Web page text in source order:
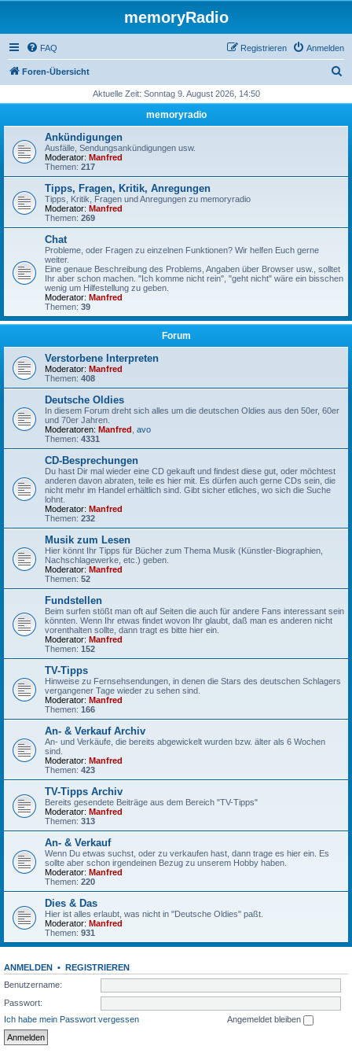
memoryRadio
FAQ Anmelden
Registrieren
Foren-Übersicht
h
Aktuelle Zeit: Sonntag 9. August 2026, 14:50
memoryradio
Ankündigungen
Ausfälle, Sendungsankündigungen usw.
Moderator: Manfred
Themen: 217
Tipps, Fragen, Kritik, Anregungen
Tipps, Kritik, Fragen und Anregungen zu memoryradio
Moderator: Manfred
Themen: 269
Chat
Probleme, oder Fragen zu einzelnen Funktionen? Wir helfen Euch gerne
weiter.
Eine genaue Beschreibung des Problems, Angaben über Browser usw., solltet
Ihr aber schon machen. "Ich komme nicht rein", "geht nicht" wäre ein bisschen
wenig um Hilfestellung zu geben.
Moderator: Manfred
Themen: 39
Forum
Verstorbene Interpreten
Moderator: Manfred
Themen: 408
Deutsche Oldies
In diesem Forum dreht sich alles um die deutschen Oldies aus den 50er, 60er
und 70er Jahren.
Moderatoren: Manfred avo
Themen: 4331
CD-Besprechungen
Du hast Dir mal wieder eine CD gekauft und findest diese gut, oder möchtest
anderen davon abraten, teile es hier mit. Es dürfen auch gerne CDs sein, die
nicht mehr im Handel erhältlich sind. Gibt sicher etliches, wo sich die Suche
lohnt.
Moderator: Manfred
Themen: 232
Musik zum Lesen
Hier könnt Ihr Tipps für Bücher zum Thema Musik (Künstler-Biographien,
Nachschlagewerke, etc.) geben.
Moderator: Manfred
Themen: 52
Fundstellen
Beim surfen stößt man oft auf Seiten die auch für andere Fans interessant sein
könnten. Wenn Ihr etwas findet wovon Ihr glaubt, daß man es anderen nicht
vorenthalten sollte, dann tragt es bitte hier ein.
Moderator: Manfred
Themen: 152
TV-Tipps
Hinweise zu Fernsehsendungen, in denen die Stars des deutschen Schlagers
vergangener Tage wieder zu sehen sind.
Moderator: Manfred
Themen: 166
An- & Verkauf Archiv
An- und Verkäufe, die bereits abgewickelt wurden bzw. älter als 6 Wochen
sind.
Moderator: Manfred
Themen: 423
TV-Tipps Archiv
Bereits gesendete Beiträge aus dem Bereich "TV-Tipps"
Moderator: Manfred
Themen: 313
An- & Verkauf
Wenn Du etwas suchst, oder zu verkaufen hast, dann trage es hier ein. Es
sollte aber schon irgendeinen Bezug zu unserem Hobby haben.
Moderator: Manfred
Themen: 220
Dies & Das
Hier ist alles erlaubt, was nicht in "Deutsche Oldies" paßt.
Moderator: Manfred
Themen: 931
ANMELDEN • REGISTRIEREN
Benutzername:
Passwort:
Ich habe mein Passwort vergessen
Angemeldet bleiben